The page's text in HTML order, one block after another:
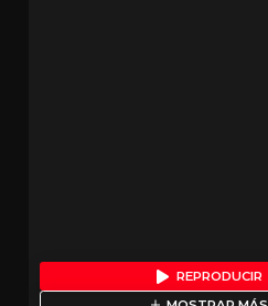
REPRODUCIR